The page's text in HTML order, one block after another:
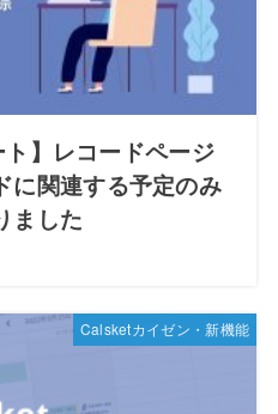
】レコードページ
に関連する予定のみ
ました
Calsketカイゼン・新機能